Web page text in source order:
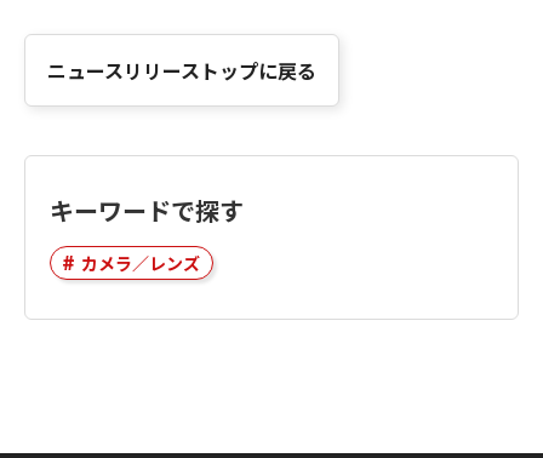
ニュースリリーストップに戻る
キーワードで探す
カメラ／レンズ